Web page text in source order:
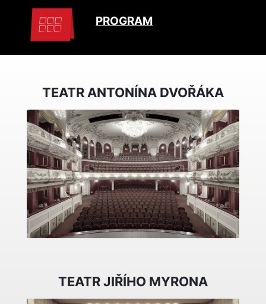
PROGRAM
TEATR ANTONÍNA DVOŘÁKA
TEATR JIŘÍHO MYRONA